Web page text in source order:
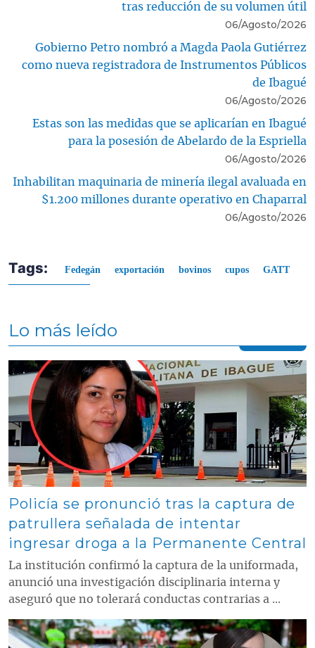
tras reducción de su volumen útil
06/Agosto/2026
Gobierno Petro nombró a Magda Paola Gutiérrez
como nueva registradora de Instrumentos Públicos
de Ibagué
06/Agosto/2026
Estas son las medidas que se aplicarían en Ibagué
para la posesión de Abelardo de la Espriella
06/Agosto/2026
Inhabilitan maquinaria de minería ilegal avaluada en
$1.200 millones durante operativo en Chaparral
06/Agosto/2026
Tags: Fedegán exportación bovinos cupos GATT
Lo más leído
Contenido multimedia principal
Policía se pronunció tras la captura de
patrullera señalada de intentar
ingresar droga a la Permanente Central
La institución confirmó la captura de la uniformada,
anunció una investigación disciplinaria interna y
aseguró que no tolerará conductas contrarias a ...
Contenido multimedia principal